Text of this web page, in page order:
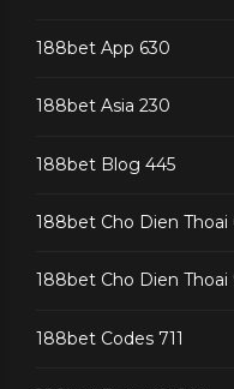
188bet App 630
188bet Asia 230
188bet Blog 445
188bet Cho Dien Thoai
188bet Cho Dien Thoai
188bet Codes 711